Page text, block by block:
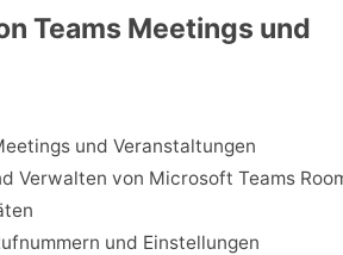
Teams Meetings und
und Veranstaltungen
Verwalten von Microsoft Teams
und Einstellungen